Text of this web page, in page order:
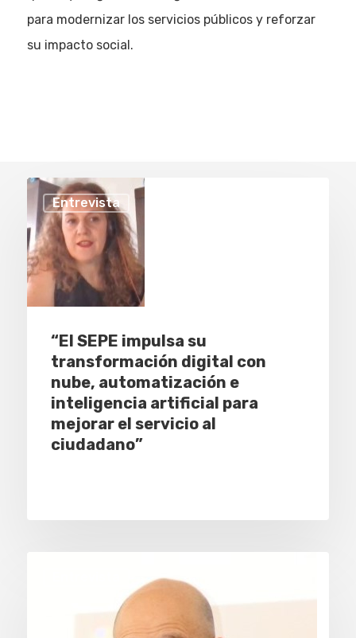
para modernizar los servicios públicos y reforzar
su impacto social.
Entrevista
“El SEPE impulsa su
transformación digital con
nube, automatización e
inteligencia artificial para
mejorar el servicio al
ciudadano”